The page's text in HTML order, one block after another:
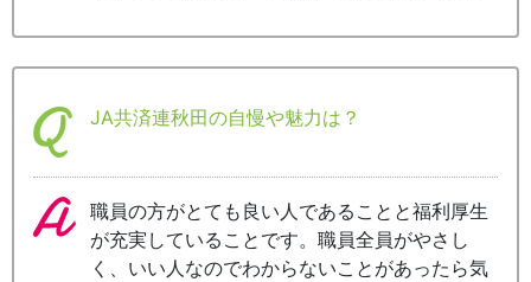
JA共済連秋田の自慢や魅力は？
職員の方がとても良い人であることと福利厚生
が充実していることです。職員全員がやさし
く、いい人なのでわからないことがあったら気